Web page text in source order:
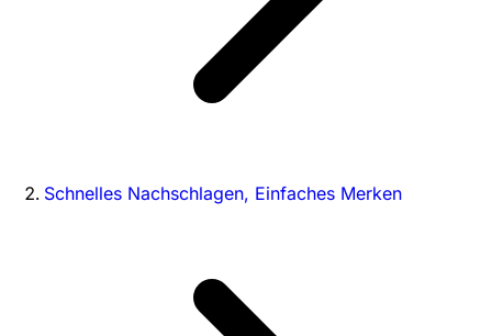
Schnelles Nachschlagen, Einfaches Merken